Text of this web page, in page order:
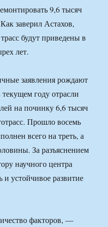
9,6 тысяч
заверил Астахов,
будут приведены в
лет.
заявления рождают
году отрасли
на починку 6,6 тысяч
Прошло восемь
всего на треть, а
За разъяснением
научного центра
и устойчивое развитие
факторов, —